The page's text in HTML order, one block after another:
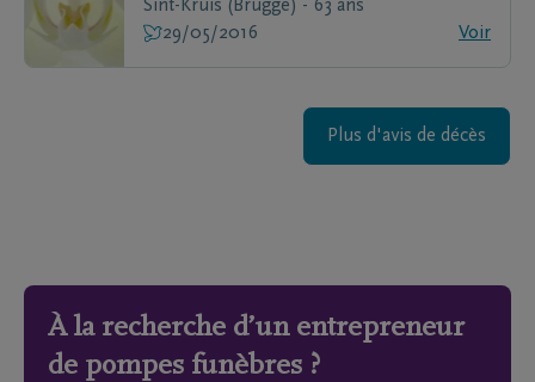
Sint-Kruis (Brugge) - 63 ans
29/05/2016
Voir
Plus d'avis de décès
À la recherche d’un entrepreneur
de pompes funèbres ?